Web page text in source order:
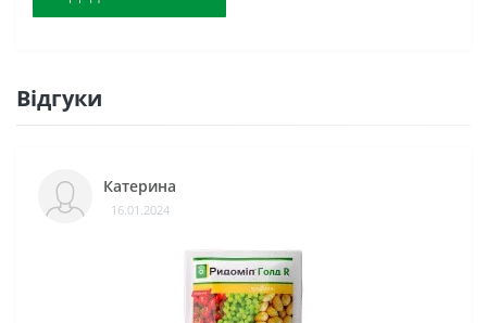
Відгуки
Катерина
16.01.2024